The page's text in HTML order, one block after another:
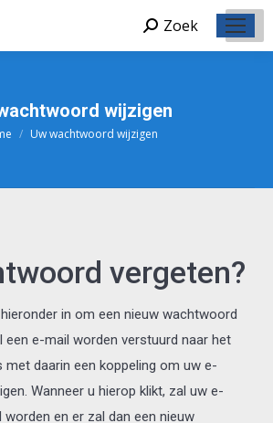
Zoeken:
Zoek
wijzigen
hier:Uw wachtwoord wijzigen
vergeten?
in om een nieuw wachtwoord
een e-mail worden verstuurd naar het
met daarin een koppeling om uw e-
Wanneer u hierop klikt, zal uw e-
en er zal dan een nieuw